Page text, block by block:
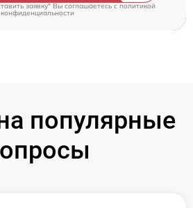
заявку" Вы соглашаетесь cполитикой
конфиденциальности
популярные